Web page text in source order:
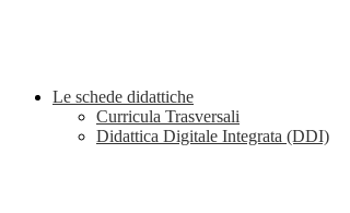
Le schede didattiche
Curricula Trasversali
Didattica Digitale Integrata (DDI)